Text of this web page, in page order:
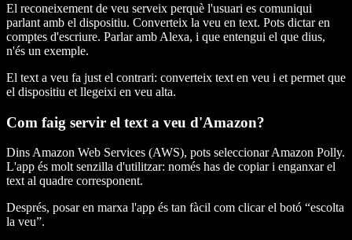
El reconeixement de veu serveix perquè l'usuari es comuniqui
parlant amb el dispositiu. Converteix la veu en text. Pots dictar en
comptes d'escriure. Parlar amb Alexa, i que entengui el que dius,
n'és un exemple.
El text a veu fa just el contrari: converteix text en veu i et permet que
el dispositiu et llegeixi en veu alta.
Com faig servir el text a veu d'Amazon?
Dins Amazon Web Services (AWS), pots seleccionar Amazon Polly.
L'app és molt senzilla d'utilitzar: només has de copiar i enganxar el
text al quadre corresponent.
Després, posar en marxa l'app és tan fàcil com clicar el botó “escolta
la veu”.